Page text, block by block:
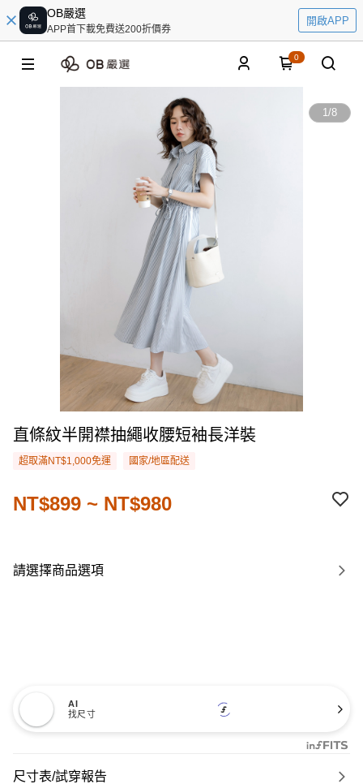
OB嚴選
APP首下載免費送200折價券
開啟APP
0
1/8
直條紋半開襟抽繩收腰短袖長洋裝
超取滿NT$1,000免運 國家/地區配送
NT$899 ~ NT$980
請選擇商品選項
AI
找尺寸
尺寸表/試穿報告